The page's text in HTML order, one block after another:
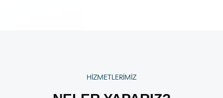
HİZMETLERİMİZ